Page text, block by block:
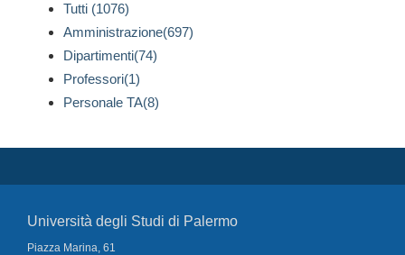
Tutti (1076)
Amministrazione(697)
Dipartimenti(74)
Professori(1)
Personale TA(8)
Università degli Studi di Palermo
Piazza Marina, 61